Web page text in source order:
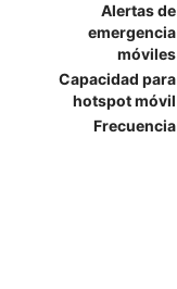
Alertas de
emergencia
móviles
Capacidad para
hotspot móvil
Frecuencia